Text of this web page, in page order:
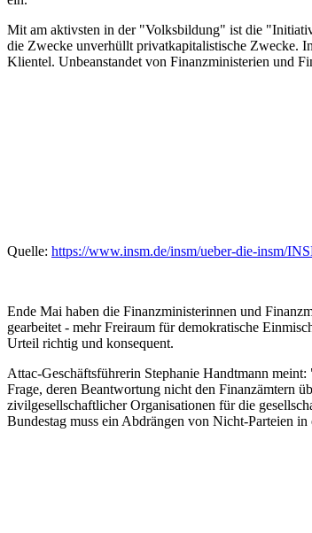
Mit am aktivsten in der "Volksbildung" ist die
die Zwecke unverhüllt privatkapitalistische Zwecke.
Klientel. Unbeanstandet von Finanzministerien und
Quelle: https://www.insm.de/insm/ueber-die-insm/
Ende Mai haben die Finanzministerinnen und
gearbeitet - mehr Freiraum für demokratische
Urteil richtig und konsequent.
Attac-Geschäftsführerin Stephanie Handtmann
Frage, deren Beantwortung nicht den Finanzämtern
zivilgesellschaftlicher Organisationen für die
Bundestag muss ein Abdrängen von Nicht-Parteien